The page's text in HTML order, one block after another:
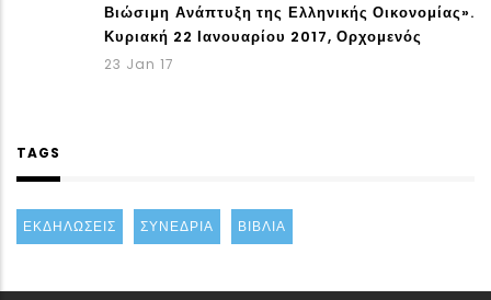
Βιώσιμη Ανάπτυξη της Ελληνικής Οικονομίας».
Κυριακή 22 Ιανουαρίου 2017, Ορχομενός
23 Jan 17
TAGS
ΕΚΔΗΛΏΣΕΙΣ ΣΥΝΈΔΡΙΑ ΒΙΒΛΊΑ